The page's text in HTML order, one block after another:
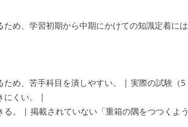
め、学習初期から中期にかけての知識定着には
め、苦手科目を潰しやすい。 | 実際の試験（5
にくい。 |
。 | 掲載されていない「重箱の隅をつつくよう